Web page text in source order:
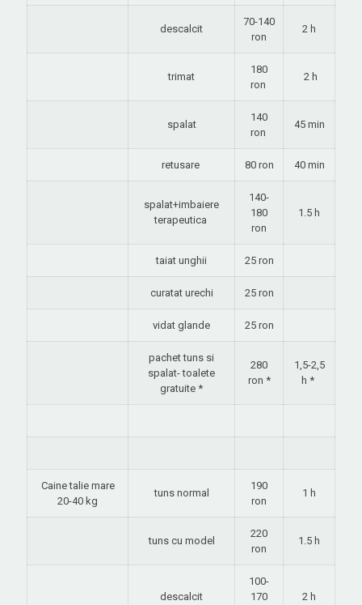
descalcit
70-140
ron
2 h
trimat
180
ron
2 h
spalat
140
ron
45 min
retusare 80 ron 40 min
spalat+imbaiere
terapeutica
140-
180
ron
1.5 h
taiat unghii 25 ron
curatat urechi 25 ron
vidat glande 25 ron
pachet tuns si
spalat- toalete
gratuite *
280
ron *
1,5-2,5
h *
Caine talie mare
20-40 kg
tuns normal
190
ron
1 h
tuns cu model
220
ron
1.5 h
descalcit
100-
170
2 h